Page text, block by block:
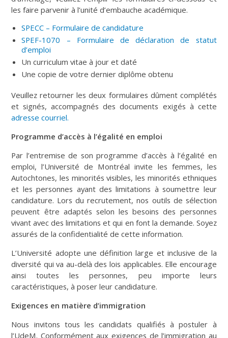
les faire parvenir à l’unité d’embauche académique.
SPECC – Formulaire de candidature
SPEF-1070 – Formulaire de déclaration de statut
d’emploi
Un curriculum vitae à jour et daté
Une copie de votre dernier diplôme obtenu
Veuillez retourner les deux formulaires dûment complétés
et signés, accompagnés des documents exigés à cette
adresse courriel.
Programme d’accès à l’égalité en emploi
Par l’entremise de son programme d’accès à l’égalité en
emploi, l’Université de Montréal invite les femmes, les
Autochtones, les minorités visibles, les minorités ethniques
et les personnes ayant des limitations à soumettre leur
candidature. Lors du recrutement, nos outils de sélection
peuvent être adaptés selon les besoins des personnes
vivant avec des limitations et qui en font la demande. Soyez
assurés de la confidentialité de cette information.
L’Université adopte une définition large et inclusive de la
diversité qui va au-delà des lois applicables. Elle encourage
ainsi toutes les personnes, peu importe leurs
caractéristiques, à poser leur candidature.
Exigences en matière d’immigration
Nous invitons tous les candidats qualifiés à postuler à
l’UdeM. Conformément aux exigences de l’immigration au